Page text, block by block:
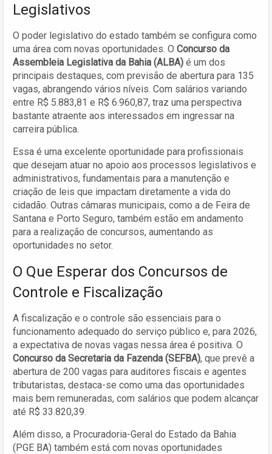
Legislativos
O poder legislativo do estado também se configura como
uma área com novas oportunidades. O Concurso da
Assembleia Legislativa da Bahia (ALBA) é um dos
principais destaques, com previsão de abertura para 135
vagas, abrangendo vários níveis. Com salários variando
entre R$ 5.883,81 e R$ 6.960,87, traz uma perspectiva
bastante atraente aos interessados em ingressar na
carreira pública.
Essa é uma excelente oportunidade para profissionais
que desejam atuar no apoio aos processos legislativos e
administrativos, fundamentais para a manutenção e
criação de leis que impactam diretamente a vida do
cidadão. Outras câmaras municipais, como a de Feira de
Santana e Porto Seguro, também estão em andamento
para a realização de concursos, aumentando as
oportunidades no setor.
O Que Esperar dos Concursos de
Controle e Fiscalização
A fiscalização e o controle são essenciais para o
funcionamento adequado do serviço público e, para 2026,
a expectativa de novas vagas nessa área é positiva. O
Concurso da Secretaria da Fazenda (SEFBA), que prevê a
abertura de 200 vagas para auditores fiscais e agentes
tributaristas, destaca-se como uma das oportunidades
mais bem remuneradas, com salários que podem alcançar
até R$ 33.820,39.
Além disso, a Procuradoria-Geral do Estado da Bahia
(PGE BA) também está com novas oportunidades